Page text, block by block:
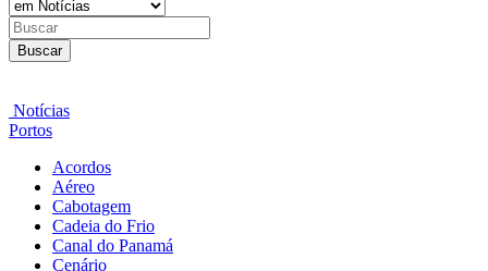
Buscar
Notícias
Portos
Acordos
Aéreo
Cabotagem
Cadeia do Frio
Canal do Panamá
Cenário